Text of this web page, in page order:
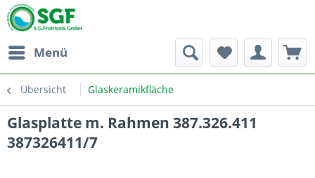
Menü
Übersicht Glaskeramikfläche
Glasplatte m. Rahmen 387.326.411
387326411/7